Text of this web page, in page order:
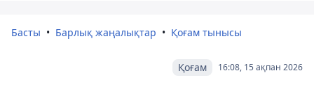
Басты Барлық жаңалықтар Қоғам тынысы
16:08, 15 ақпан 2026
Қоғам